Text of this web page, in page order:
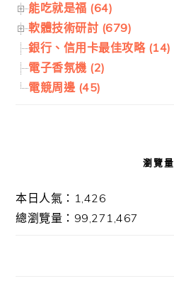
能吃就是福 (64)
軟體技術研討 (679)
銀行、信用卡最佳攻略 (14)
電子香氛機 (2)
電競周邊 (45)
瀏覽量
本日人氣：1,426
總瀏覽量：99,271,467